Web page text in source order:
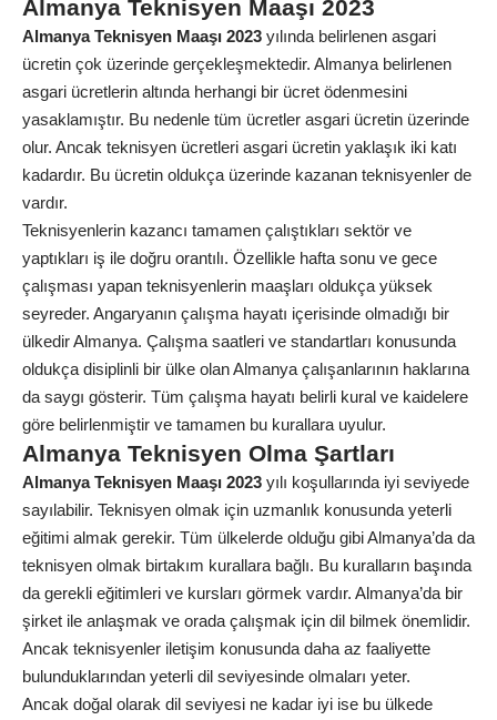
Almanya Teknisyen Maaşı 2023
Almanya Teknisyen Maaşı 2023 yılında belirlenen asgari
ücretin çok üzerinde gerçekleşmektedir. Almanya belirlenen
asgari ücretlerin altında herhangi bir ücret ödenmesini
yasaklamıştır. Bu nedenle tüm ücretler asgari ücretin üzerinde
olur. Ancak teknisyen ücretleri asgari ücretin yaklaşık iki katı
kadardır. Bu ücretin oldukça üzerinde kazanan teknisyenler de
vardır.
Teknisyenlerin kazancı tamamen çalıştıkları sektör ve
yaptıkları iş ile doğru orantılı. Özellikle hafta sonu ve gece
çalışması yapan teknisyenlerin maaşları oldukça yüksek
seyreder. Angaryanın çalışma hayatı içerisinde olmadığı bir
ülkedir Almanya. Çalışma saatleri ve standartları konusunda
oldukça disiplinli bir ülke olan Almanya çalışanlarının haklarına
da saygı gösterir. Tüm çalışma hayatı belirli kural ve kaidelere
göre belirlenmiştir ve tamamen bu kurallara uyulur.
Almanya Teknisyen Olma Şartları
Almanya Teknisyen Maaşı 2023 yılı koşullarında iyi seviyede
sayılabilir. Teknisyen olmak için uzmanlık konusunda yeterli
eğitimi almak gerekir. Tüm ülkelerde olduğu gibi Almanya’da da
teknisyen olmak birtakım kurallara bağlı. Bu kuralların başında
da gerekli eğitimleri ve kursları görmek vardır. Almanya’da bir
şirket ile anlaşmak ve orada çalışmak için dil bilmek önemlidir.
Ancak teknisyenler iletişim konusunda daha az faaliyette
bulunduklarından yeterli dil seviyesinde olmaları yeter.
Ancak doğal olarak dil seviyesi ne kadar iyi ise bu ülkede